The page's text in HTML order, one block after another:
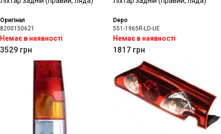
Оригінал
8200150621
Немає в наявності
3529 грн
Depo
551-1965R-LD-UE
Немає в наявності
1817 грн